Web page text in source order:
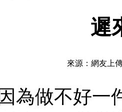
遲
來源：網友上
做不好一